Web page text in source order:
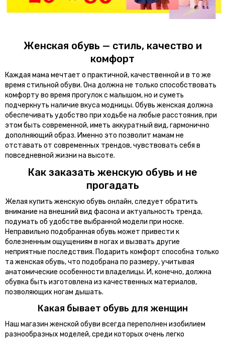
Женская обувь — стиль, качество и
комфорт
Каждая мама мечтает о практичной, качественной и в то же
время стильной обуви. Она должна не только способствовать
комфорту во время прогулок с малышом, но и суметь
подчеркнуть наличие вкуса модницы. Обувь женская должна
обеспечивать удобство при ходьбе на любые расстояния, при
этом быть современной, иметь аккуратный вид, гармонично
дополняющий образ. Именно это позволит мамам не
отставать от современных трендов, чувствовать себя в
повседневной жизни на высоте.
Как заказать женскую обувь и не
прогадать
Желая купить женскую обувь онлайн, следует обратить
внимание на внешний вид фасона и актуальность тренда,
подумать об удобстве выбранной модели при носке.
Неправильно подобранная обувь может привести к
болезненным ощущениям в ногах и вызвать другие
неприятные последствия. Подарить комфорт способна только
та женская обувь, что подобрана по размеру, учитывая
анатомические особенности владелицы. И, конечно, должна
обувка быть изготовлена из качественных материалов,
позволяющих ногам дышать.
Какая бывает обувь для женщин
Наш магазин женской обуви всегда переполнен изобилием
разнообразных моделей, среди которых очень легко